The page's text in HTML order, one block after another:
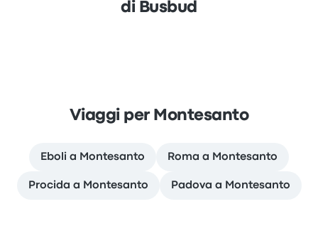
di Busbud
Viaggi per Montesanto
Eboli a Montesanto Roma a Montesanto
Procida a Montesanto Padova a Montesanto